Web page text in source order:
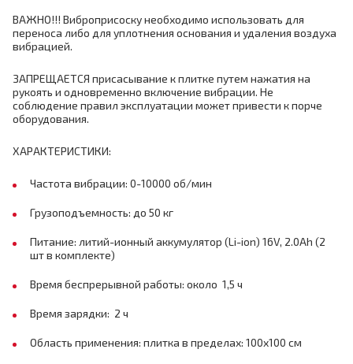
ВАЖНО!!! Виброприсоску необходимо использовать для
переноса либо для уплотнения основания и удаления воздуха
вибрацией.
ЗАПРЕЩАЕТСЯ присасывание к плитке путем нажатия на
рукоять и одновременно включение вибрации. Не
соблюдение правил эксплуатации может привести к порче
оборудования.
ХАРАКТЕРИСТИКИ:
Частота вибрации: 0-10000 об/мин
Грузоподъемность: до 50 кг
Питание: литий-ионный аккумулятор (Li-ion) 16V, 2.0Ah (2
шт в комплекте)
Время беспрерывной работы: около 1,5 ч
Время зарядки: 2 ч
Область применения: плитка в пределах: 100x100 см